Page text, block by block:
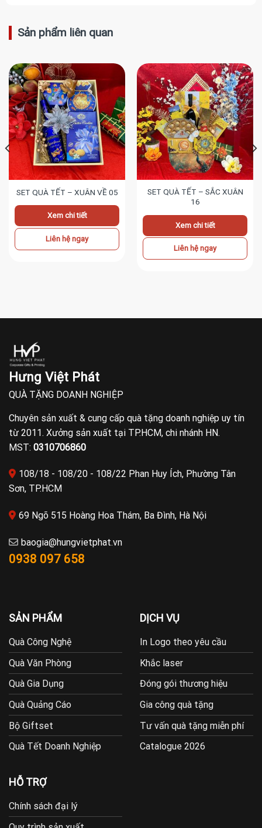
Sản phẩm liên quan
SET QUÀ TẾT – XUÂN VỀ 05
Xem chi tiết
Liên hệ ngay
SET QUÀ TẾT – SẮC XUÂN
16
Xem chi tiết
Liên hệ ngay
Hưng Việt Phát
QUÀ TẶNG DOANH NGHIỆP
Chuyên sản xuất & cung cấp quà tặng doanh nghiệp uy tín
từ 2011. Xưởng sản xuất tại TP.HCM, chi nhánh HN.
MST: 0310706860
108/18 - 108/20 - 108/22 Phan Huy Ích, Phường Tân
Sơn, TP.HCM
69 Ngõ 515 Hoàng Hoa Thám, Ba Đình, Hà Nội
baogia@hungvietphat.vn
0938 097 658
SẢN PHẨM
Quà Công Nghệ
Quà Văn Phòng
Quà Gia Dụng
Quà Quảng Cáo
Bộ Giftset
Quà Tết Doanh Nghiệp
DỊCH VỤ
In Logo theo yêu cầu
Khắc laser
Đóng gói thương hiệu
Gia công quà tặng
Tư vấn quà tặng miễn phí
Catalogue 2026
HỖ TRỢ
Chính sách đại lý